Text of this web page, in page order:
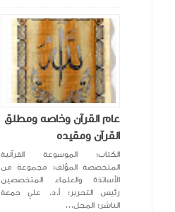
عام القرآن وخاصه ومطلق
القرآن ومقيده
الكتاب: الموسوعة القرآنية
المتخصصة المؤلف: مجموعة من
الأساتذة والعلماء المتخصصين
رئيس التحرير: أ.د. علي جمعة
الناشر: المجل...